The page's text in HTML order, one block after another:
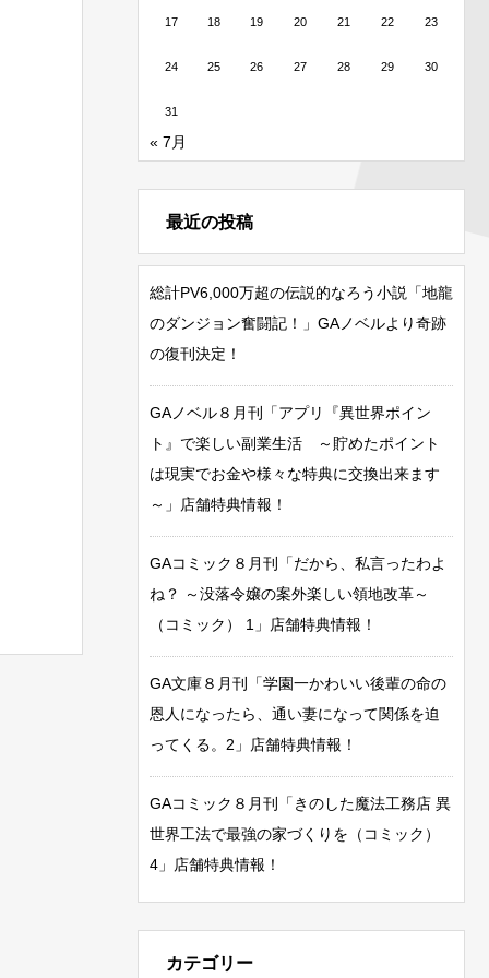
17 18 19 20 21 22 23
24 25 26 27 28 29 30
31
« 7月
最近の投稿
総計PV6,000万超の伝説的なろう小説「地龍
のダンジョン奮闘記！」GAノベルより奇跡
の復刊決定！
GAノベル８月刊「アプリ『異世界ポイン
ト』で楽しい副業生活 ～貯めたポイント
は現実でお金や様々な特典に交換出来ます
～」店舗特典情報！
GAコミック８月刊「だから、私言ったわよ
ね？ ～没落令嬢の案外楽しい領地改革～
（コミック） 1」店舗特典情報！
GA文庫８月刊「学園一かわいい後輩の命の
恩人になったら、通い妻になって関係を迫
ってくる。2」店舗特典情報！
GAコミック８月刊「きのした魔法工務店 異
世界工法で最強の家づくりを（コミック）
4」店舗特典情報！
カテゴリー